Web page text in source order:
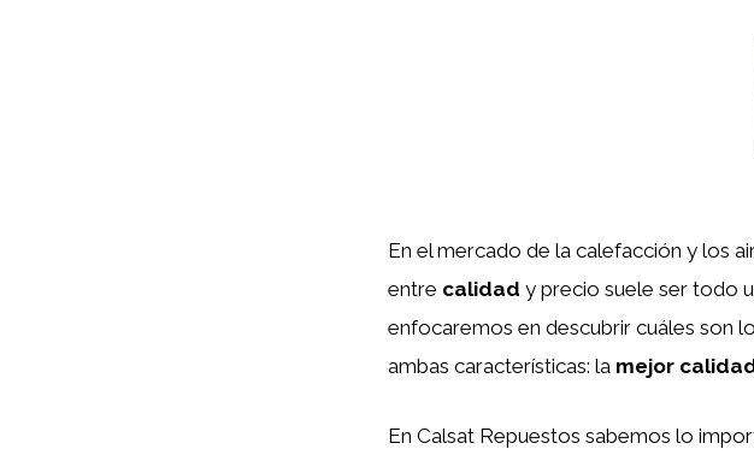
En el mercado de la calefacción y los
entre calidad y precio suele ser todo
enfocaremos en descubrir cuáles son
ambas características: la mejor
En Calsat Repuestos sabemos lo